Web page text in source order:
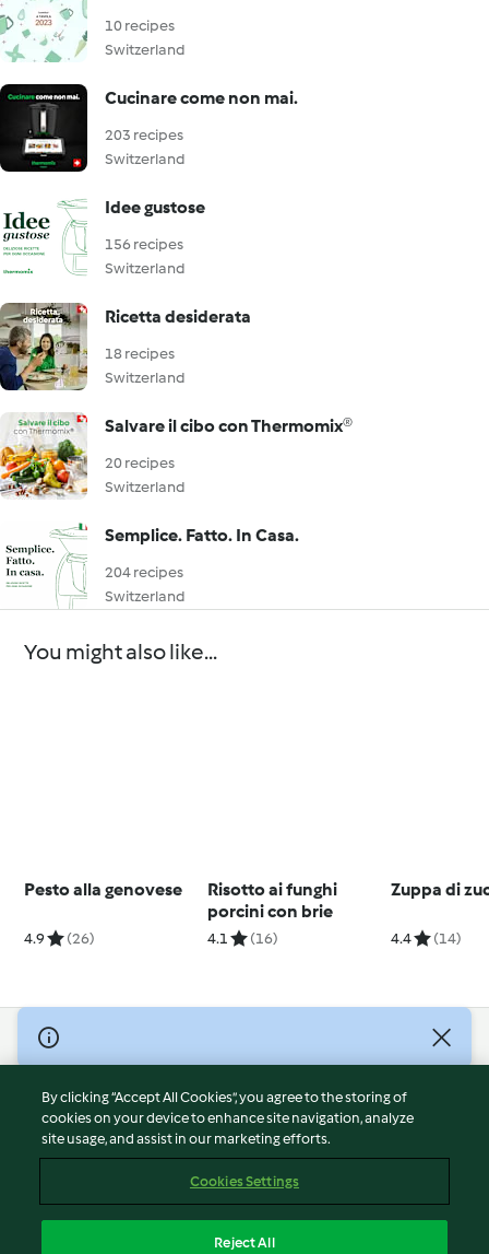
10 recipes
Switzerland
Cucinare come non mai.
203 recipes
Switzerland
Idee gustose
156 recipes
Switzerland
Ricetta desiderata
18 recipes
Switzerland
Salvare il cibo con Thermomix®
20 recipes
Switzerland
Semplice. Fatto. In Casa.
204 recipes
Switzerland
You might also like...
Pesto alla genovese
4.9 (26)
Risotto ai funghi
porcini con brie
4.1 (16)
Zuppa di
4.4 (14)
© Copyright 2026
Terms of Service
Privacy Policy
Disclaimer
Cookies
By clicking “Accept All Cookies”, you agree to the storing of
cookies on your device to enhance site navigation, analyze
site usage, and assist in our marketing efforts.
Cookies Settings
Reject All